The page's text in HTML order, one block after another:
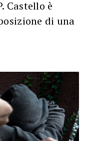
Castello è
di una